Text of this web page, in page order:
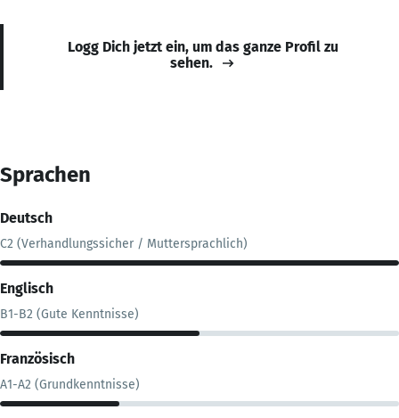
Logg Dich jetzt ein, um das ganze Profil zu
sehen.
Sprachen
Deutsch
C2 (Verhandlungssicher / Muttersprachlich)
Englisch
B1-B2 (Gute Kenntnisse)
Französisch
A1-A2 (Grundkenntnisse)